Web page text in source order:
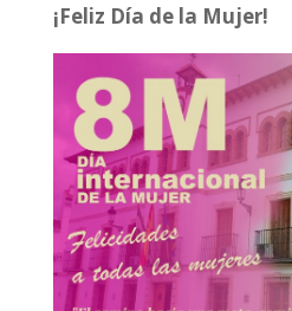
¡Feliz Día de la Mujer!